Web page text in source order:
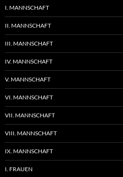
I. MANNSCHAFT
II. MANNSCHAFT
III. MANNSCHAFT
IV. MANNSCHAFT
V. MANNSCHAFT
VI. MANNSCHAFT
VII. MANNSCHAFT
VIII. MANNSCHAFT
IX. MANNSCHAFT
I. FRAUEN